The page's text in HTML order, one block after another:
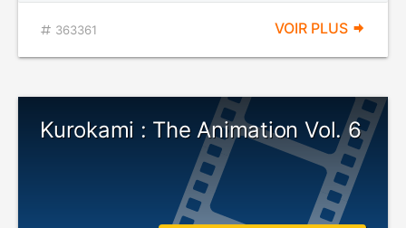
363361 VOIR PLUS
Kurokami : The Animation Vol. 6